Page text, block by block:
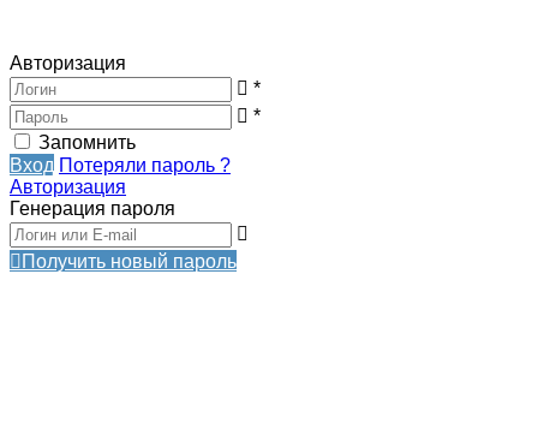
Авторизация
*
*
Запомнить
Вход Потеряли пароль ?
Авторизация
Генерация пароля
Получить новый пароль